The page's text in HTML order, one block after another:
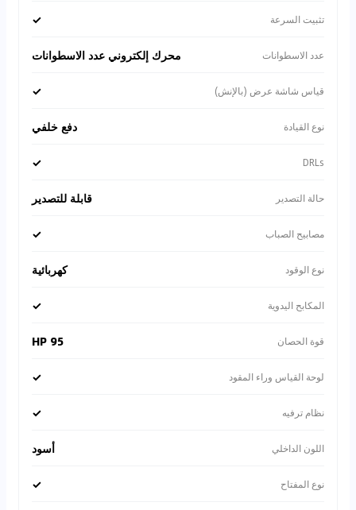
تثبيت السرعة ✓
عدد الاسطوانات محرك إلكتروني عدد الاسطوانات
قياس شاشة عرض (بالإنش) ✓
نوع القيادة دفع خلفي
DRLs
✓
حالة التصدير قابلة للتصدير
مصابيح الصباب ✓
نوع الوقود كهربائية
المكابح اليدوية ✓
قوة الحصان 95 HP
لوحة القياس وراء المقود ✓
نظام ترفيه ✓
اللون الداخلي أسود
نوع المفتاح ✓